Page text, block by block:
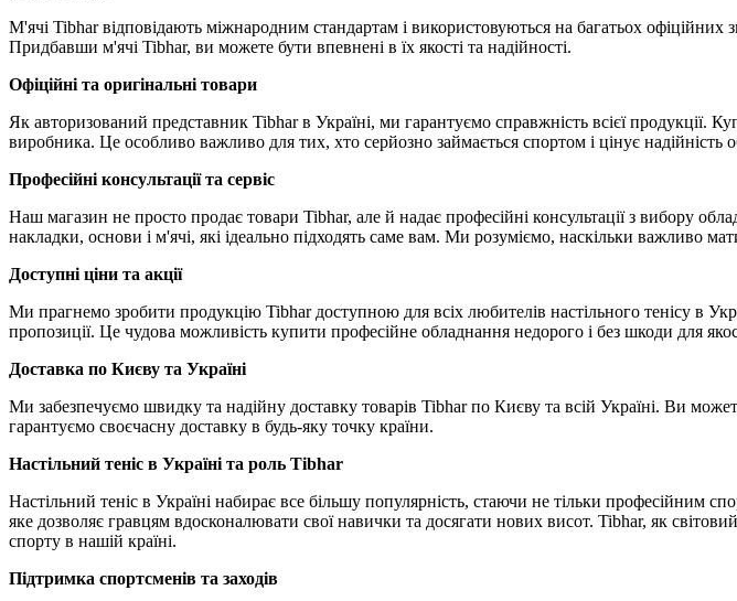
М'ячі Tibhar відповідають міжнародним стандартам і використовуються на багатьох офіційних
Придбавши м'ячі Tibhar, ви можете бути впевнені в їх якості та надійності.
Офіційні та оригінальні товари
Як авторизований представник Tibhar в Україні, ми гарантуємо справжність всієї продукції.
виробника. Це особливо важливо для тих, хто серйозно займається спортом і цінує надійність
Професійні консультації та сервіс
Наш магазин не просто продає товари Tibhar, але й надає професійні консультації з вибору
накладки, основи і м'ячі, які ідеально підходять саме вам. Ми розуміємо, наскільки важливо
Доступні ціни та акції
Ми прагнемо зробити продукцію Tibhar доступною для всіх любителів настільного тенісу в
пропозиції. Це чудова можливість купити професійне обладнання недорого і без шкоди для
Доставка по Києву та Україні
Ми забезпечуємо швидку та надійну доставку товарів Tibhar по Києву та всій Україні. Ви
гарантуємо своєчасну доставку в будь-яку точку країни.
Настільний теніс в Україні та роль Tibhar
Настільний теніс в Україні набирає все більшу популярність, стаючи не тільки професійним
яке дозволяє гравцям вдосконалювати свої навички та досягати нових висот. Tibhar, як
спорту в нашій країні.
Підтримка спортсменів та заходів